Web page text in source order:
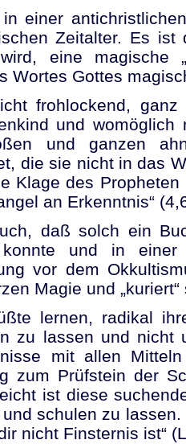
einer
Zeitalter. Es ist
eine magische
Wortes Gottes
frohlockend,
und
und ganzen
die sie nicht in das
Klage des Propheten
an Erkenntnis“
daß solch ein
und in einer
vor dem
Magie und
lernen, radikal
zu lassen und nicht
mit allen
zum Prüfstein der
ist diese
schulen zu lassen.
nicht Finsternis ist“